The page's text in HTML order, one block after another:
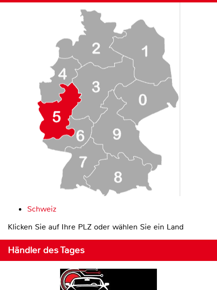
Schweiz
Klicken Sie auf Ihre PLZ oder wählen Sie ein Land
Händler des Tages